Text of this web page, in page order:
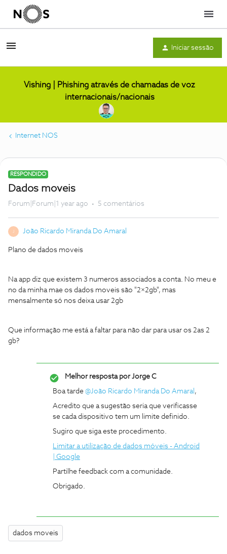
Menu
Iniciar sessão
Vishing | Phishing através de chamadas de voz
internacionais/nacionais
Internet NOS
RESPONDIDO
Dados moveis
Forum|Forum|1 year ago 5 comentários
João Ricardo Miranda Do Amaral
Plano de dados moveis
Na app diz que existem 3 numeros associados a conta. No meu e
no da minha mae os dados moveis são "2×2gb", mas
mensalmente só nos deixa usar 2gb
Que informação me está a faltar para não dar para usar os 2as 2
gb?
Melhor resposta porJorge C
Boa tarde @João Ricardo Miranda Do Amaral ,
Acredito que a sugestão seria que verificasse
se cada dispositivo tem um limite definido.
Sugiro que siga este procedimento.
Limitar a utilização de dados móveis - Android
| Google
Partilhe feedback com a comunidade.
Obrigado.
dados moveis